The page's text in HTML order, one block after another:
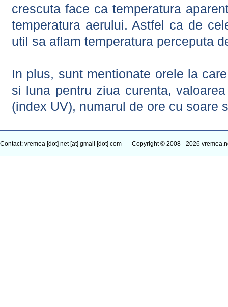
crescuta face ca temperatura
temperatura aerului. Astfel ca de
util sa aflam temperatura perceputa
In plus, sunt mentionate orele la
si luna pentru ziua curenta,
(index UV), numarul de ore cu soare
Contact: vremea [dot] net [at] gmail [dot] com Copyright © 2008 - 2026